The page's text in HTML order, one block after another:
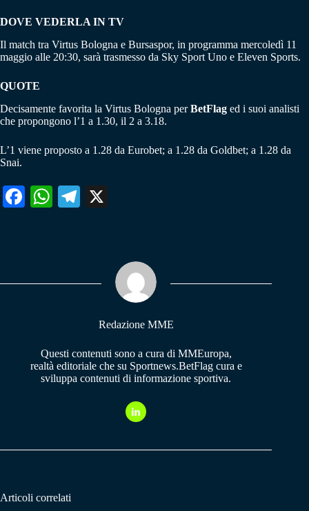
DOVE VEDERLA IN TV
Il match tra Virtus Bologna e Bursaspor, in programma mercoledì 11
maggio alle 20:30, sarà trasmesso da Sky Sport Uno e Eleven Sports.
QUOTE
Decisamente favorita la Virtus Bologna perBetFlag ed i suoi analisti
che propongono l’1 a 1.30, il 2 a 3.18.
L’1 viene proposto a 1.28 da Eurobet; a 1.28 da Goldbet; a 1.28 da
Snai.
Fa W
pp
Te
m
Redazione MME
Questi contenuti sono a cura di MMEuropa,
realtà editoriale che su Sportnews.BetFlag cura e
sviluppa contenuti di informazione sportiva.
Articoli correlati